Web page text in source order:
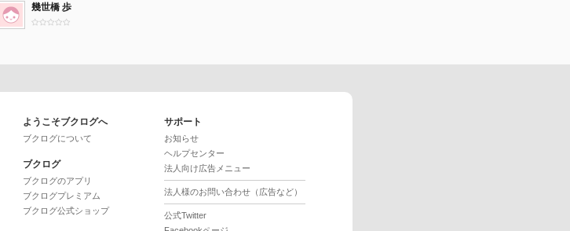
幾世橋 歩
ようこそブクログへ
ブクログについて
ブクログ
ブクログのアプリ
ブクログプレミアム
ブクログ公式ショップ
サポート
お知らせ
ヘルプセンター
法人向け広告メニュー
法人様のお問い合わせ（広告など）
公式Twitter